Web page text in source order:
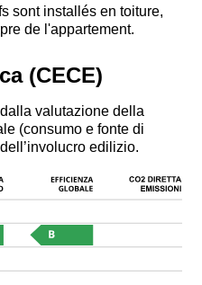
sont installés en toiture,
de l'appartement.
(CECE)
valutazione della
(consumo e fonte di
edilizio.